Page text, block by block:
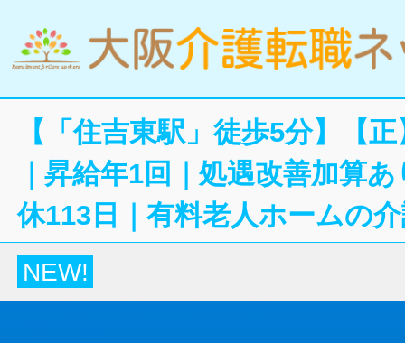
【「住吉東駅」徒歩5分】【
｜昇給年1回｜処遇改善加算
休113日｜有料老人ホームの
NEW!